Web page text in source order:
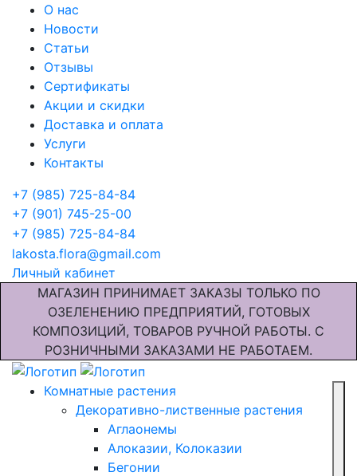
О нас
Новости
Статьи
Отзывы
Сертификаты
Акции и скидки
Доставка и оплата
Услуги
Контакты
+7 (985) 725-84-84
+7 (901) 745-25-00
+7 (985) 725-84-84
lakosta.flora@gmail.com
Личный кабинет
МАГАЗИН ПРИНИМАЕТ ЗАКАЗЫ ТОЛЬКО ПО
ОЗЕЛЕНЕНИЮ ПРЕДПРИЯТИЙ, ГОТОВЫХ
КОМПОЗИЦИЙ, ТОВАРОВ РУЧНОЙ РАБОТЫ. С
РОЗНИЧНЫМИ ЗАКАЗАМИ НЕ РАБОТАЕМ.
Комнатные растения
Декоративно-лиственные растения
Аглаонемы
Алоказии, Колоказии
Бегонии